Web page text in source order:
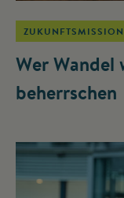
Wer Wandel
beherrschen